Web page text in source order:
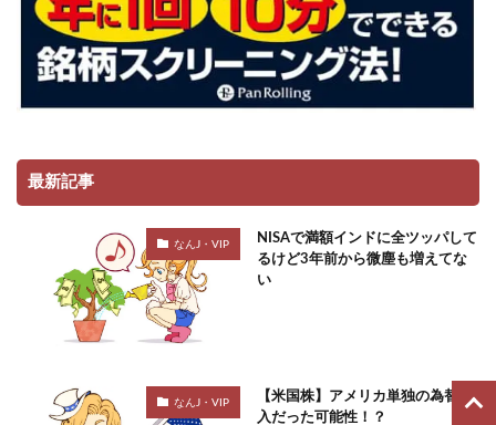
最新記事
なんJ・VIP
NISAで満額インドに全ツッパして
るけど3年前から微塵も増えてな
い
なんJ・VIP
【米国株】アメリカ単独の為替介
入だった可能性！？